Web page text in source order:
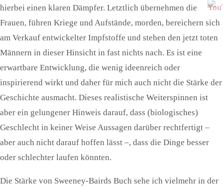
hierbei einen klaren Dämpfer. Letztlich übernehmen die
Frauen, führen Kriege und Aufstände, morden, bereichern sich
am Verkauf entwickelter Impfstoffe und stehen den jetzt toten
Männern in dieser Hinsicht in fast nichts nach. Es ist eine
erwartbare Entwicklung, die wenig ideenreich oder
inspirierend wirkt und daher für mich auch nicht die Stärke der
Geschichte ausmacht. Dieses realistische Weiterspinnen ist
aber ein gelungener Hinweis darauf, dass (biologisches)
Geschlecht in keiner Weise Aussagen darüber rechtfertigt –
aber auch nicht darauf hoffen lässt –, dass die Dinge besser
oder schlechter laufen könnten.
Die Stärke von Sweeney-Bairds Buch sehe ich vielmehr in der